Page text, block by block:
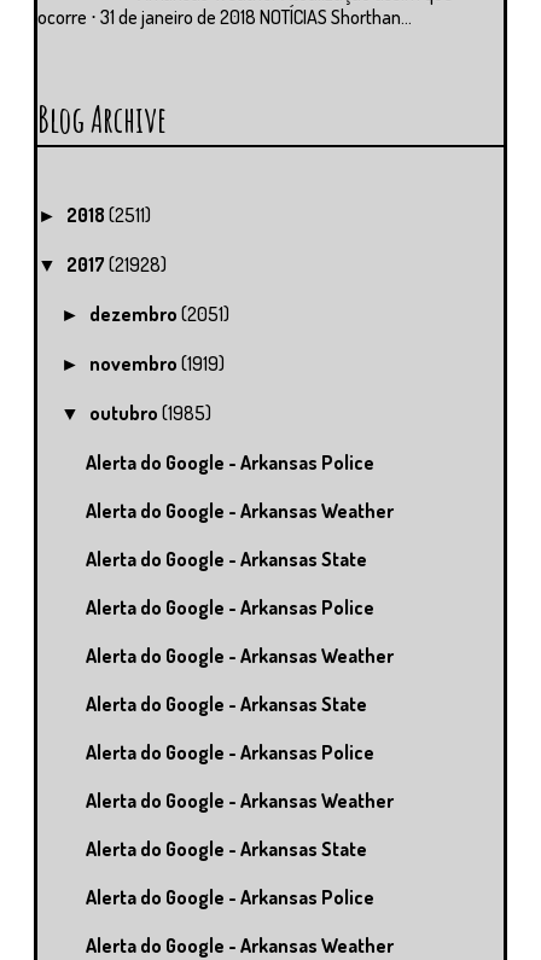
ocorre ⋅ 31 de janeiro de 2018 NOTÍCIAS Shorthan...
Blog Archive
► 2018 (2511)
▼ 2017 (21928)
► dezembro(2051)
► novembro(1919)
▼ outubro(1985)
Alerta do Google - Arkansas Police
Alerta do Google - Arkansas Weather
Alerta do Google - Arkansas State
Alerta do Google - Arkansas Police
Alerta do Google - Arkansas Weather
Alerta do Google - Arkansas State
Alerta do Google - Arkansas Police
Alerta do Google - Arkansas Weather
Alerta do Google - Arkansas State
Alerta do Google - Arkansas Police
Alerta do Google - Arkansas Weather